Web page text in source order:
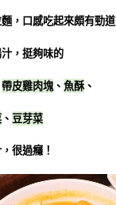
，口感吃起來頗有勁道
，挺夠味的
帶皮雞肉塊、 魚酥、
、 豆芽菜
很過癮！